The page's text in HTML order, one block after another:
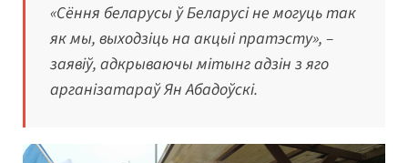
«Сёння беларусы ў Беларусі не могуць так
як мы, выходзіць на акцыі пратэсту», –
заявіў, адкрываючы мітынг адзін з яго
арганізатараў Ян Абадоўскі.